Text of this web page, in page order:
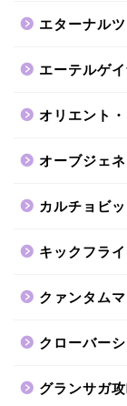
エターナル
エーテルゲ
オリエント
オーブジェ
カルチョビ
キックフラ
クァンタム
クローバー
グランサガ